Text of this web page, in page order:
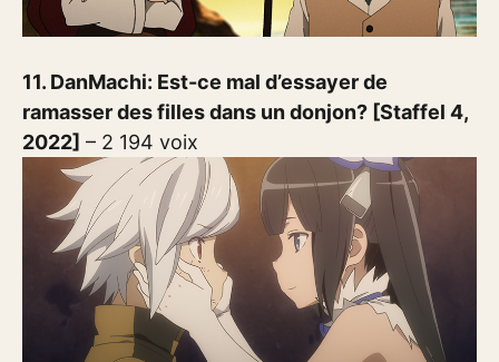
11. DanMachi: Est-ce mal d’essayer de
ramasser des filles dans un donjon? [Staffel 4,
2022] – 2 194 voix